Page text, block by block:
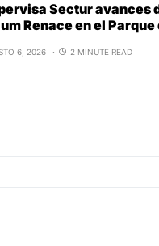
Sectur avances
Renace en el
6, 2026 2 MINUTE READ